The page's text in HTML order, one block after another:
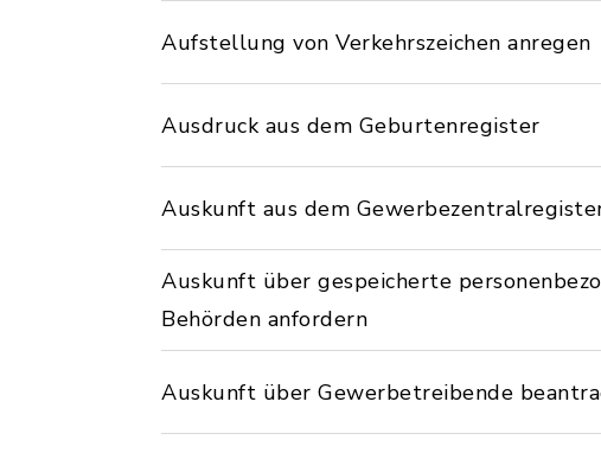
Aufstellung von Verkehrszeichen anregen
Ausdruck aus dem Geburtenregister
Auskunft aus dem
Auskunft über gespeicherte
Behörden anfordern
Auskunft über Gewerbetreibende